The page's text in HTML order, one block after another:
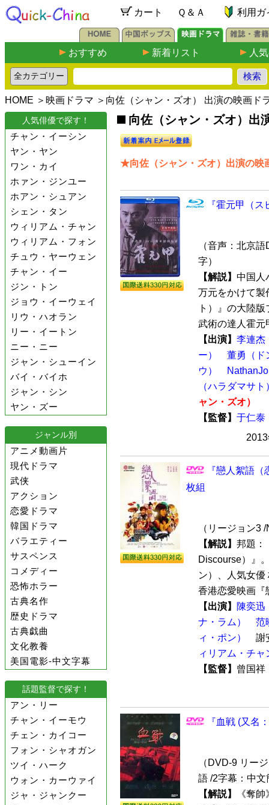
カート Ｑ＆Ａ 利用ガ
おすすめ 新着リスト 人
HOME ＞ 映画ドラマ ＞向佐（シャン・ズオ） 出演の映画ド
人気俳優で探す！
チャン・イーシン
ヤン・ヤン
ワン・カイ
ホァン・ジンユー
ホアン・シュアン
シェン・タン
ウィリアム・チャン
ウィリアム・フォン
チュウ・ヤーウェン
チャン・イー
ジン・トン
ジョウ・イーウェイ
リウ・ハオラン
リー・イートン
ニー・ニー
ジャン・シューイン
バイ・バイホ
ジャン・シン
ヤン・ズー
ジャンル別
アニメ動画片
現代ドラマ
武侠
アクション
恋愛ドラマ
韓国ドラマ
バラエティー
サスペンス
コメディー
恐怖ホラー
古典名作
歴史ドラマ
古典戯曲
文化教養
美国電影-中文字幕
話題監督で探す！
アン・リー
チャン・イーモウ
チェン・カイコー
フォン・シャオガン
ツイ・ハーク
ウォン・カーウァイ
ジャ・ジャンクー
向佐（シャン・ズオ）出
★向佐（シャン・ズオ）出演の映
『霍元甲（
（音声：北京
字）
【解説】 中国人
万元をかけて製
ト）』の大陸
武術の達人霍元
【出演】 李連杰
ー）
董勇（ド
ウ）
（ハラダマサト
ャン・ズオ）
【監督】 于仁泰
『戀人絮語
枚組
（リージョン3
【解説】 邦題：
Discourse）』
ン）、人気女
香港恋愛映画『
【出演】
陳奕迅
ナ・ラム）
范
ィ・ポン）
謝
ィリアム・チャ
【監督】 曾国
『血戦 (又名
（DVD-9 リー
語 /2字幕：中
【解説】
《奪